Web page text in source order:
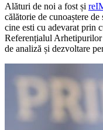
Alături de noi a fost și
călătorie de cunoaștere
cine esti cu adevarat prin
Referențialul Arhetipurilor
de analiză și dezvoltare